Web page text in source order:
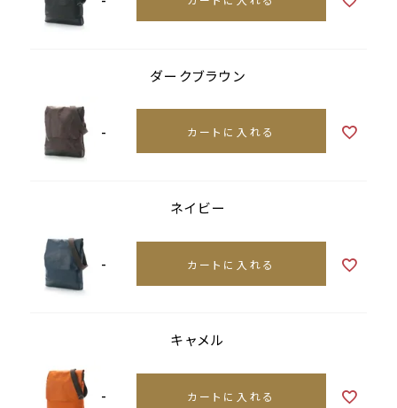
ダークブラウン
- カートに入れる
ネイビー
- カートに入れる
キャメル
- カートに入れる